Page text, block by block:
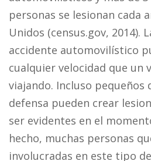
personas se lesionan cada
Unidos (census.gov, 2014).
accidente automovilístico
cualquier velocidad que un
viajando. Incluso pequeños
defensa pueden crear
ser evidentes en el
hecho, muchas personas
involucradas en este tipo